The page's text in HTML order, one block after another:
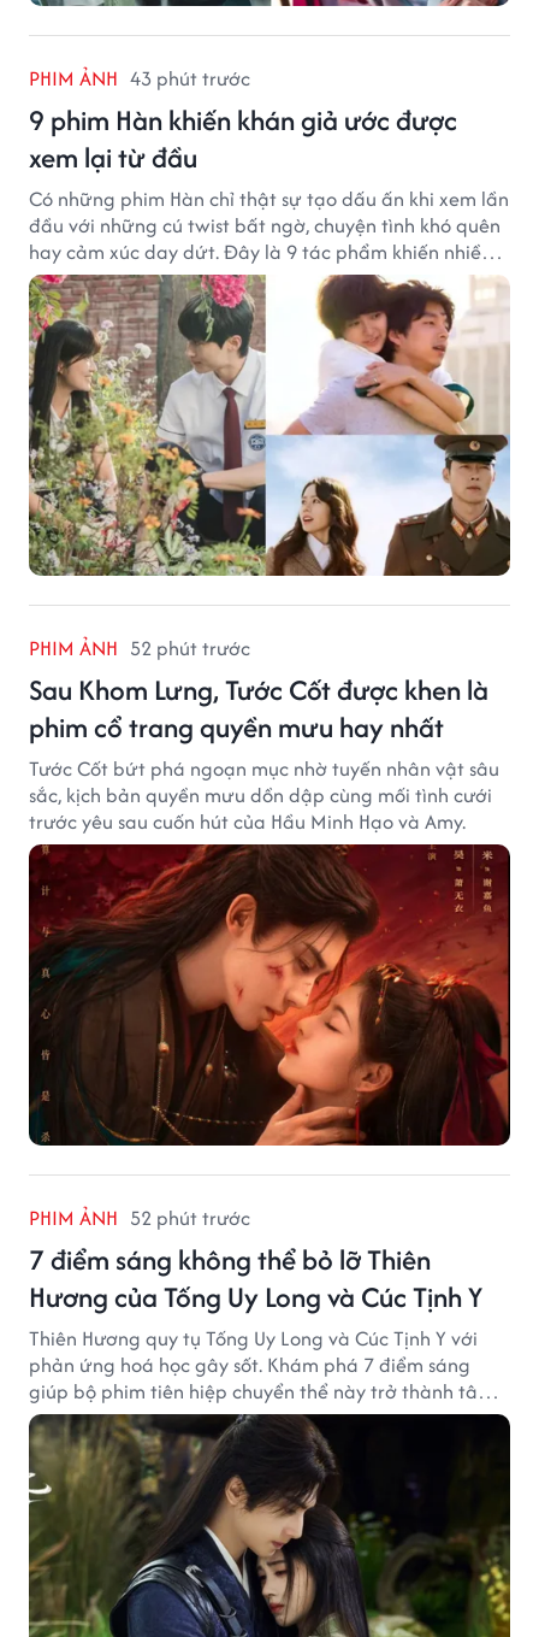
PHIM ẢNH 43 phút trước
9 phim Hàn khiến khán giả ước được
xem lại từ đầu
Có những phim Hàn chỉ thật sự tạo dấu ấn khi xem lần
đầu với những cú twist bất ngờ, chuyện tình khó quên
hay cảm xúc day dứt. Đây là 9 tác phẩm khiến nhiều
khán giả ước có thể trải nghiệm lại từ đầu.
PHIM ẢNH 52 phút trước
Sau Khom Lưng, Tước Cốt được khen là
phim cổ trang quyền mưu hay nhất
Tước Cốt bứt phá ngoạn mục nhờ tuyến nhân vật sâu
sắc, kịch bản quyền mưu dồn dập cùng mối tình cưới
trước yêu sau cuốn hút của Hầu Minh Hạo và Amy.
PHIM ẢNH 52 phút trước
7 điểm sáng không thể bỏ lỡ Thiên
Hương của Tống Uy Long và Cúc Tịnh Y
Thiên Hương quy tụ Tống Uy Long và Cúc Tịnh Y với
phản ứng hoá học gây sốt. Khám phá 7 điểm sáng
giúp bộ phim tiên hiệp chuyển thể này trở thành tâm
điểm chú ý.